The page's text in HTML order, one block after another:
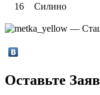
16
Силино
—
Оставьте